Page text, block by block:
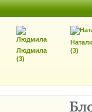
Людмила
(3)
(3)